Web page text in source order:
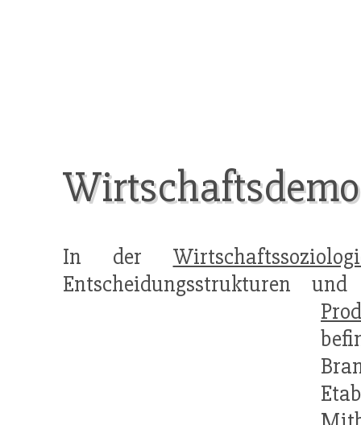
In der
Entscheidungsstrukturen